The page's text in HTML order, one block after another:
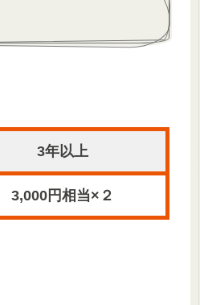
3年以上
3,000円相当×２